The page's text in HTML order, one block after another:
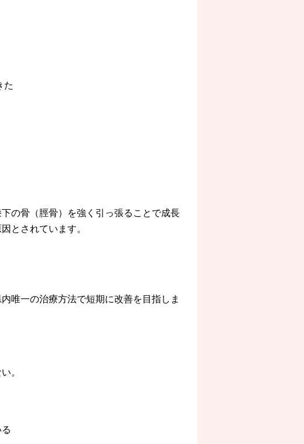
た
の骨（脛骨）を強く引っ張ることで成長
とされています。
唯一の治療方法で短期に改善を目指しま
。